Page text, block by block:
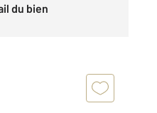
du bien